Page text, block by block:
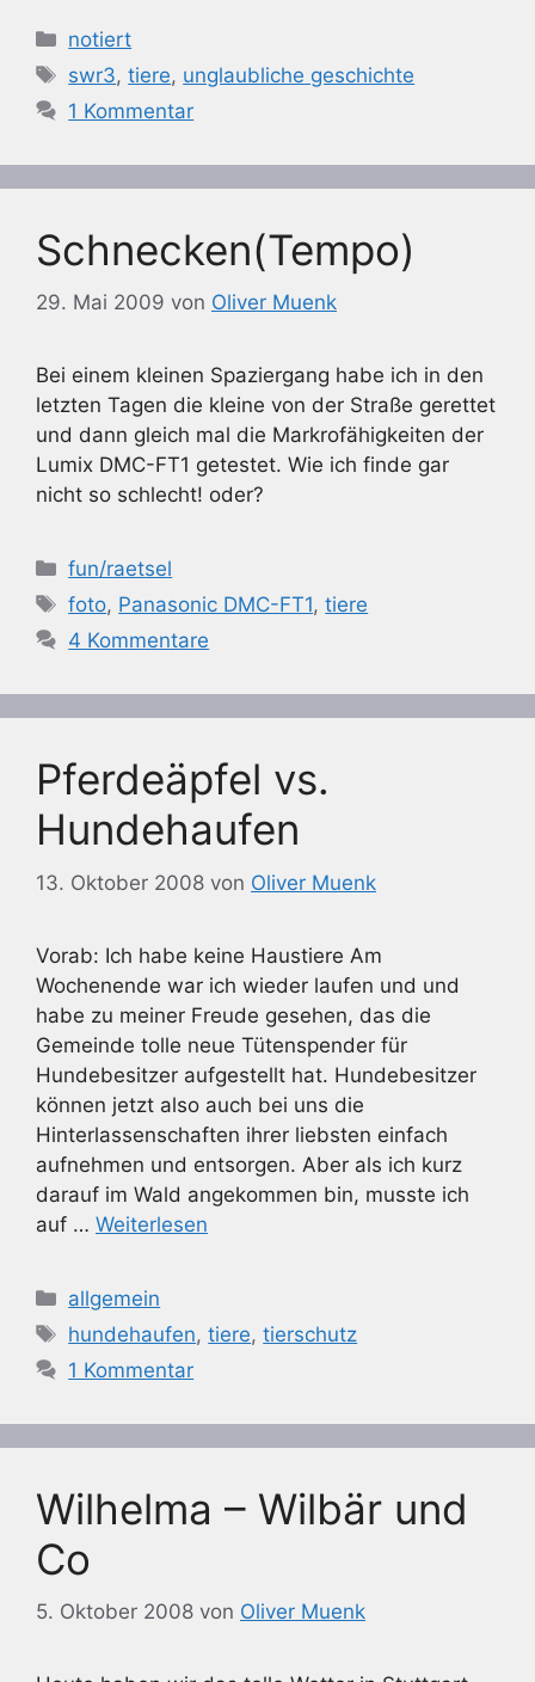
Kategorien
notiert
Schlagwörter
swr3,tiere, unglaubliche geschichte
1 Kommentar
Schnecken(Tempo)
29. Mai 2009 von Oliver Muenk
Bei einem kleinen Spaziergang habe ich in den
letzten Tagen die kleine von der Straße gerettet
und dann gleich mal die Markrofähigkeiten der
Lumix DMC-FT1 getestet. Wie ich finde gar
nicht so schlecht! oder?
Kategorien
fun/raetsel
Schlagwörter
foto, Panasonic DMC-FT1,tiere
4 Kommentare
Pferdeäpfel vs.
Hundehaufen
13. Oktober 2008 von Oliver Muenk
Vorab: Ich habe keine Haustiere Am
Wochenende war ich wieder laufen und und
habe zu meiner Freude gesehen, das die
Gemeinde tolle neue Tütenspender für
Hundebesitzer aufgestellt hat. Hundebesitzer
können jetzt also auch bei uns die
Hinterlassenschaften ihrer liebsten einfach
aufnehmen und entsorgen. Aber als ich kurz
darauf im Wald angekommen bin, musste ich
auf … Weiterlesen
Kategorien
allgemein
Schlagwörter
hundehaufen,tiere,tierschutz
1 Kommentar
Wilhelma – Wilbär und
Co
5. Oktober 2008 von Oliver Muenk